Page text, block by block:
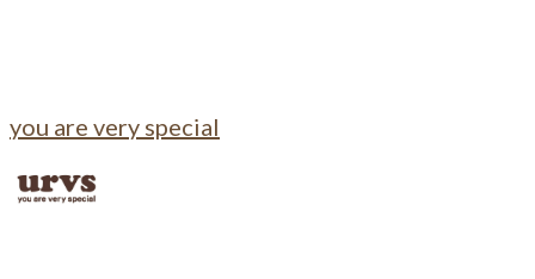
you are very special